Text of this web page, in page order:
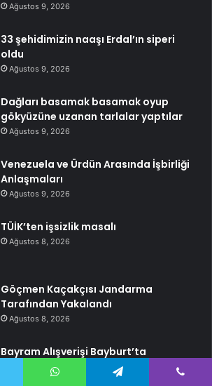
Ağustos 9, 2026
33 şehidimizin naaşı Erdal’ın siperi
oldu
Ağustos 9, 2026
Dağları basamak basamak oyup
gökyüzüne uzanan tarlalar yaptılar
Ağustos 9, 2026
Venezuela ve Ürdün Arasında İşbirliği
Anlaşmaları
Ağustos 9, 2026
TÜİK’ten işsizlik masalı
Ağustos 8, 2026
Göçmen Kaçakçısı Jandarma
Tarafından Yakalandı
Ağustos 8, 2026
Bayram Alışverişi Bayburt’ta
Hareketlendi